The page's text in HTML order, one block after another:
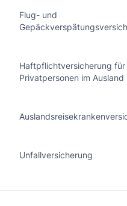
Flug- und
Haftpflichtversicherung für
Privatpersonen im Ausland
Unfallversicherung